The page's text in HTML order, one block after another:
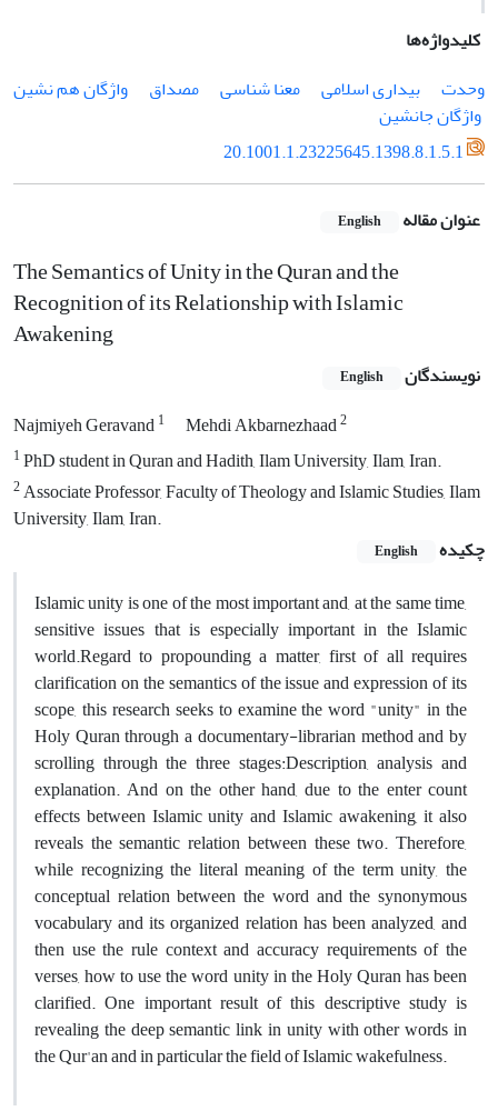
کلیدواژه‌ها
وحدت
بیداری اسلامی معنا شناسی مصداق
‌واژگان هم نشین
‌ واژگان جانشین
20.1001.1.23225645.1398.8.1.5.1
عنوان مقاله English
The Semantics of Unity in the Quran and the
Recognition of its Relationship with Islamic
Awakening
نویسندگان English
Najmiyeh Geravand1 Mehdi Akbarnezhaad2
1PhD student in Quran and Hadith, Ilam University, Ilam, Iran.
2Associate Professor, Faculty of Theology and Islamic Studies, Ilam
University, Ilam, Iran.
چکیده
English
Islamic unity is one of the most important and, at the same time,
sensitive issues that is especially important in the Islamic
world.Regard to propounding a matter, first of all requires
clarification on the semantics of the issue and expression of its
scope, this research seeks to examine the word "unity" in the
Holy Quran through a documentary-librarian method and by
scrolling through the three stages:Description, analysis and
explanation. And on the other hand, due to the enter count
effects between Islamic unity and Islamic awakening, it also
reveals the semantic relation between these two. Therefore,
while recognizing the literal meaning of the term unity, the
conceptual relation between the word and the synonymous
vocabulary and its organized relation has been analyzed, and
then use the rule context and accuracy requirements of the
verses, how to use the word unity in the Holy Quran has been
clarified. One important result of this descriptive study is
revealing the deep semantic link in unity with other words in
the Qur'an and in particular the field of Islamic wakefulness.